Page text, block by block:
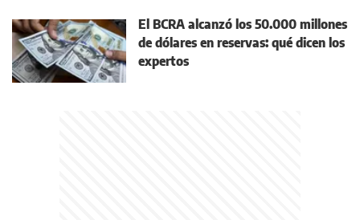
El BCRA alcanzó los 50.000 millones
de dólares en reservas: qué dicen los
expertos